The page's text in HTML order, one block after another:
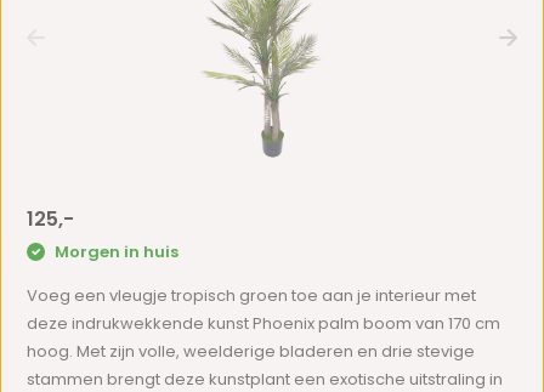
125,-
Morgen in huis
Voeg een vleugje tropisch groen toe aan je interieur met
deze indrukwekkende kunst Phoenix palm boom van 170 cm
hoog. Met zijn volle, weelderige bladeren en drie stevige
stammen brengt deze kunstplant een exotische uitstraling in